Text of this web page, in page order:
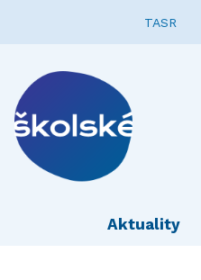
TASR
Aktuality